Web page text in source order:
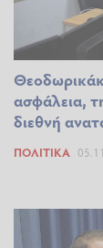
ασφάλεια,
διεθνή
ΠΟΛΙΤΙΚΆ